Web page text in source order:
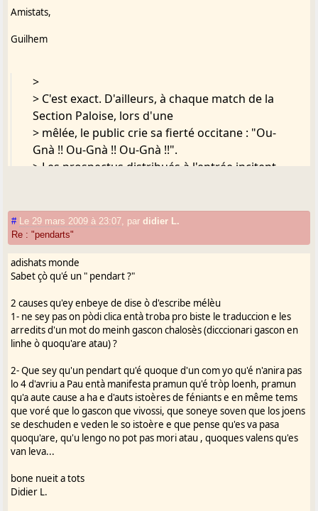
Amistats,
Guilhem
>
> C'est exact. D'ailleurs, à chaque match de la
Section Paloise, lors d'une
> mêlée, le public crie sa fierté occitane : "Ou-
Gnà !! Ou-Gnà !! Ou-Gnà !!".
> Les prospectus distribués à l'entrée incitent
!!" ... Je dois dire que voir
> dans les 3000 personnes brailler "Ou-Gnà !!",
> assez mal ... surtout que les jeunes des
écoles de rugby des environs le
> reprennent avec joie. Il n'y a même pas 10
ans, même des amis immigrés
> portugais savaient que les Béarnais criaient
"'Hougno !".
>
> Et puis parfois, le speaker passe l'Immortèla
en alternance avec Se Canti.
> Les deux plus horribles chansons de la
mythologie occitaniste béarnaise. Cela
> me rappelle ce soir là où Place Royale à Pau,
un groupe aragonais était venu
> accompagner Tisné et que pour fêter
# Le 29 mars 2009 à 23:07 pardidier L.
Re : "pendarts"
adishats monde
Sabet çò qu'é un " pendart ?"
2 causes qu'ey enbeye de dise ò d'escribe mélèu
1- ne sey pas on pòdi clica entà troba pro biste le traduccion e les
arredits d'un mot do meinh gascon chalosès (dicccionari gascon en
linhe ò quoqu'are atau) ?
2- Que sey qu'un pendart qu'é quoque d'un com yo qu'é n'anira pas
lo 4 d'avriu a Pau entà manifesta pramun qu'é tròp loenh, pramun
qu'a aute cause a ha e d'auts istoères de féniants e en même tems
que voré que lo gascon que vivossi, que soneye soven que los joens
se deschuden e veden le so istoère e que pense qu'es va pasa
quoqu'are, qu'u lengo no pot pas mori atau , quoques valens qu'es
van leva...
bone nueit a tots
Didier L.